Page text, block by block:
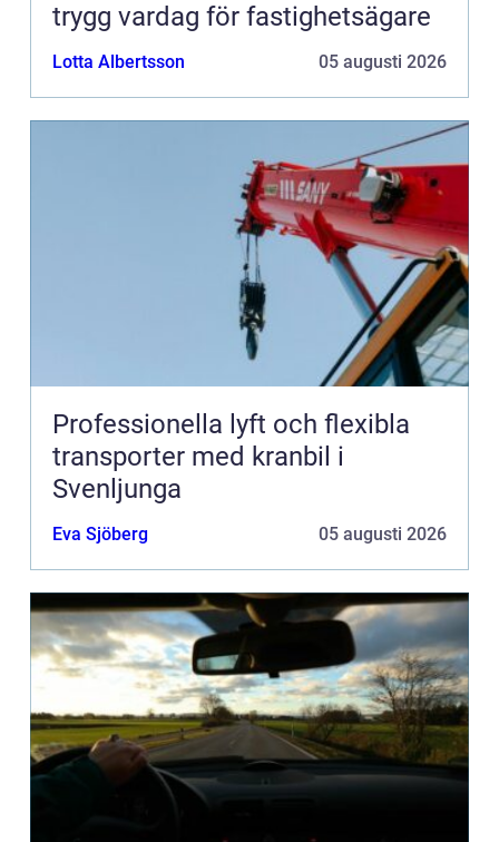
trygg vardag för fastighetsägare
Lotta Albertsson 05 augusti 2026
Professionella lyft och flexibla
transporter med kranbil i
Svenljunga
Eva Sjöberg 05 augusti 2026